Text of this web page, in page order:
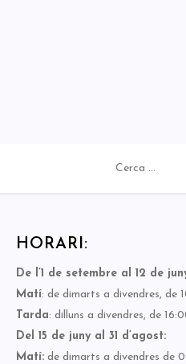
HORARI:
De l’1 de setembre al 12 de
Matí: de dimarts a divendres, de
Tarda: dilluns a divendres, de
Del 15 de juny al 31 d’agost:
Matí: de dimarts a divendres de